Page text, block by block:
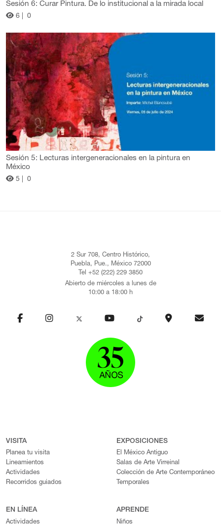
Sesión 6: Curar Pintura. De lo institucional a la mirada local
6 | 0
Sesión 5: Lecturas intergeneracionales en la pintura en
México
5 | 0
2 Sur 708, Centro Histórico,
Puebla, Pue., México 72000
Tel +52 (222) 229 3850
Abierto de miércoles a lunes de
10:00 a 18:00 h
VISITA
Planea tu visita
Lineamientos
Actividades
Recorridos guiados
EXPOSICIONES
El México Antiguo
Salas de Arte Virreinal
Colección de Arte Contemporáneo
Temporales
EN LÍNEA
Actividades
APRENDE
Niños